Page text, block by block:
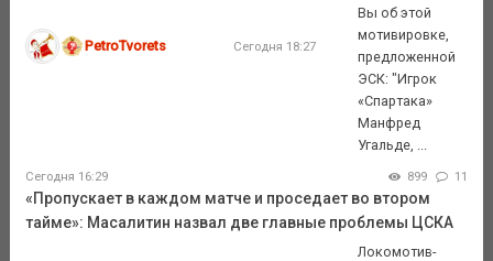
PetroTvorets Сегодня 18:27
Вы об этой
мотивировке,
предложенной
ЭСК: "Игрок
«Спартака»
Манфред
Угальде, ...
Сегодня 16:29 899 11
«Пропускает в каждом матче и проседает во втором
тайме»: Масалитин назвал две главные проблемы ЦСКА
Локомотив-